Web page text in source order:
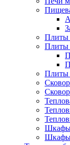
Плиты
Плиты
Плиты
Шкафы
Шкафы